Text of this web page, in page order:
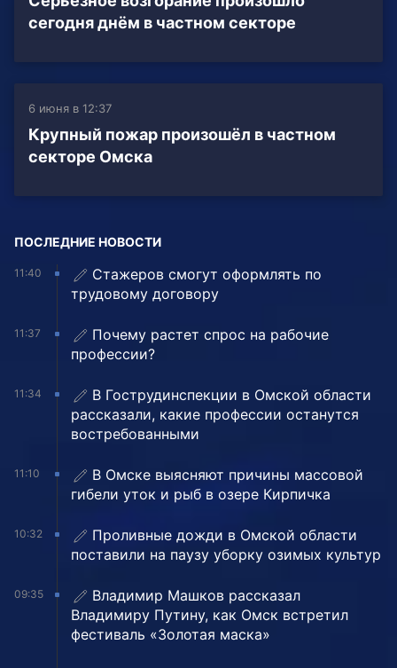
сегодня днём в частном секторе
6 июня в 12:37
Крупный пожар произошёл в частном
секторе Омска
ПОСЛЕДНИЕ НОВОСТИ
11:40
Стажеров смогут оформлять по
трудовому договору
11:37
Почему растет спрос на рабочие
профессии?
11:34
В Гострудинспекции в Омской области
рассказали, какие профессии останутся
востребованными
11:10
В Омске выясняют причины массовой
гибели уток и рыб в озере Кирпичка
10:32
Проливные дожди в Омской области
поставили на паузу уборку озимых культур
09:35
Владимир Машков рассказал
Владимиру Путину, как Омск встретил
фестиваль «Золотая маска»